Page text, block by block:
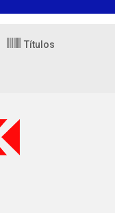
Títulos